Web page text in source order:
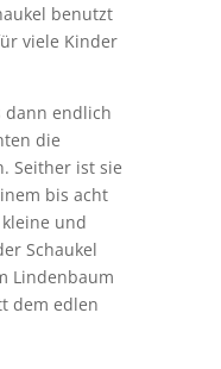
benutzt
viele Kinder
dann endlich
die
Seither ist sie
bis acht
und
Schaukel
Lindenbaum
dem edlen